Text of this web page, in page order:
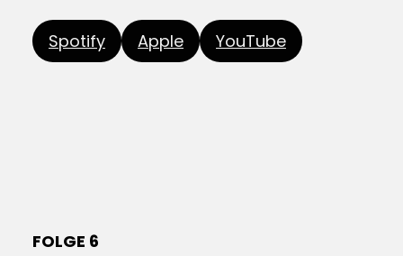
Spotify Apple YouTube
FOLGE 6